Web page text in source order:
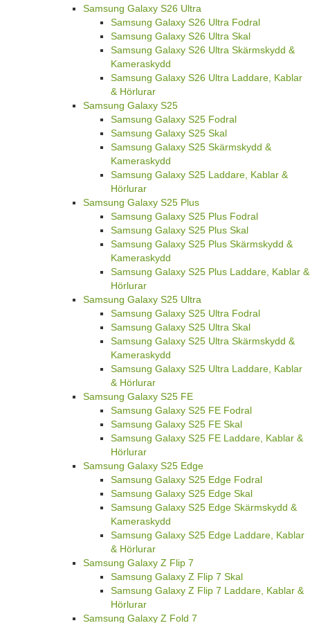
Samsung Galaxy S26 Ultra
Samsung Galaxy S26 Ultra Fodral
Samsung Galaxy S26 Ultra Skal
Samsung Galaxy S26 Ultra Skärmskydd &
Kameraskydd
Samsung Galaxy S26 Ultra Laddare, Kablar
& Hörlurar
Samsung Galaxy S25
Samsung Galaxy S25 Fodral
Samsung Galaxy S25 Skal
Samsung Galaxy S25 Skärmskydd &
Kameraskydd
Samsung Galaxy S25 Laddare, Kablar &
Hörlurar
Samsung Galaxy S25 Plus
Samsung Galaxy S25 Plus Fodral
Samsung Galaxy S25 Plus Skal
Samsung Galaxy S25 Plus Skärmskydd &
Kameraskydd
Samsung Galaxy S25 Plus Laddare, Kablar &
Hörlurar
Samsung Galaxy S25 Ultra
Samsung Galaxy S25 Ultra Fodral
Samsung Galaxy S25 Ultra Skal
Samsung Galaxy S25 Ultra Skärmskydd &
Kameraskydd
Samsung Galaxy S25 Ultra Laddare, Kablar
& Hörlurar
Samsung Galaxy S25 FE
Samsung Galaxy S25 FE Fodral
Samsung Galaxy S25 FE Skal
Samsung Galaxy S25 FE Laddare, Kablar &
Hörlurar
Samsung Galaxy S25 Edge
Samsung Galaxy S25 Edge Fodral
Samsung Galaxy S25 Edge Skal
Samsung Galaxy S25 Edge Skärmskydd &
Kameraskydd
Samsung Galaxy S25 Edge Laddare, Kablar
& Hörlurar
Samsung Galaxy Z Flip 7
Samsung Galaxy Z Flip 7 Skal
Samsung Galaxy Z Flip 7 Laddare, Kablar &
Hörlurar
Samsung Galaxy Z Fold 7